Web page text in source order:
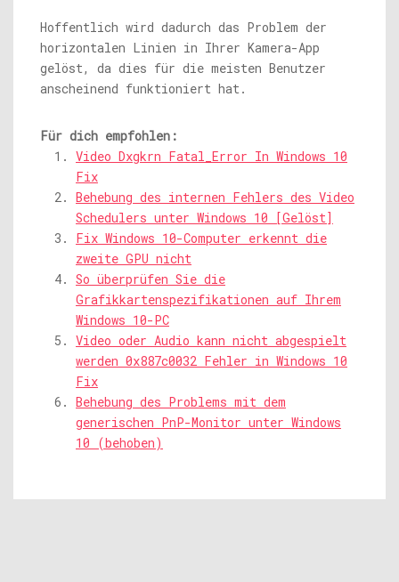
Hoffentlich wird dadurch das Problem der
horizontalen Linien in Ihrer Kamera-App
gelöst, da dies für die meisten Benutzer
anscheinend funktioniert hat.
Für dich empfohlen:
Video Dxgkrn Fatal_Error In Windows 10
Fix
Behebung des internen Fehlers des Video
Schedulers unter Windows 10 [Gelöst]
Fix Windows 10-Computer erkennt die
zweite GPU nicht
So überprüfen Sie die
Grafikkartenspezifikationen auf Ihrem
Windows 10-PC
Video oder Audio kann nicht abgespielt
werden 0x887c0032 Fehler in Windows 10
Fix
Behebung des Problems mit dem
generischen PnP-Monitor unter Windows
10 (behoben)